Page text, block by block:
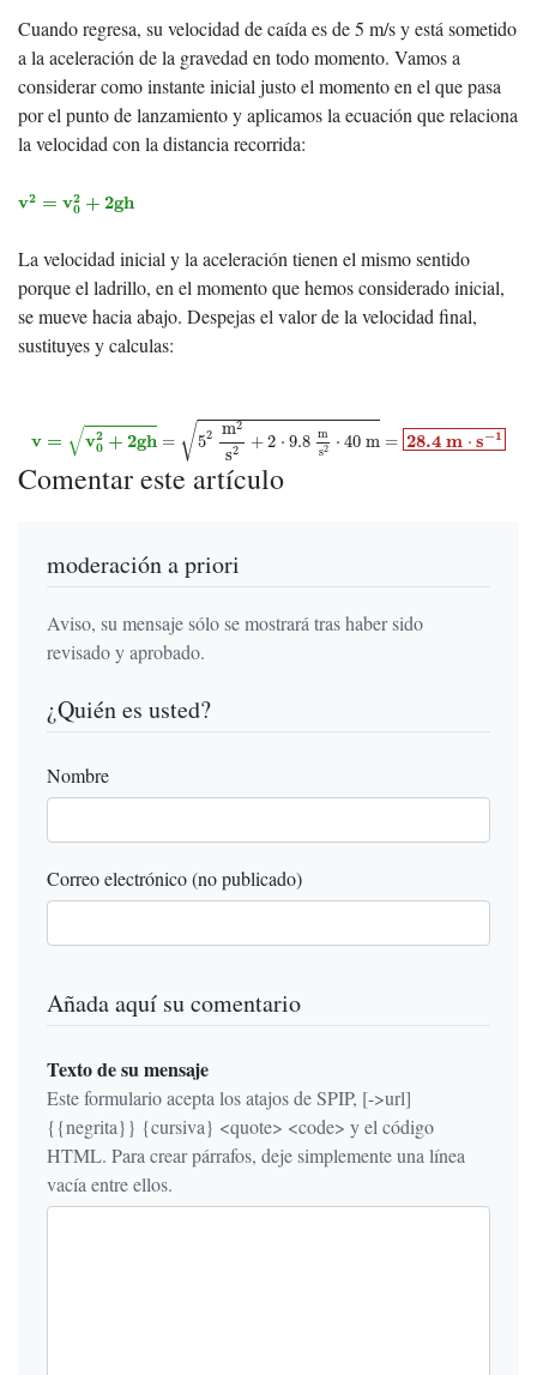
Cuando regresa, su velocidad de caída es de 5 m/s y está sometido
a la aceleración de la gravedad en todo momento. Vamos a
considerar como instante inicial justo el momento en el que pasa
por el punto de lanzamiento y aplicamos la ecuación que relaciona
la velocidad con la distancia recorrida:
v2 = v2
0 + 2gh
2= +2 g
La velocidad inicial y la aceleración tienen el mismo sentido
porque el ladrillo, en el momento que hemos considerado inicial,
se mueve hacia abajo. Despejas el valor de la velocidad final,
sustituyes y calculas:
v = √v2
0 + 2gh = √52 m2
s2 +2 ⋅ 9.8 m
s2 ⋅ 40 m = 28.4 m ⋅ s−1
2⋅9.8 ms2⋅40 m=28.4 m⋅s−
Comentar este artículo
moderación a priori
Aviso, su mensaje sólo se mostrará tras haber sido
revisado y aprobado.
¿Quién es usted?
Nombre
Correo electrónico (no publicado)
Añada aquí su comentario
Texto de su mensaje
Este formulario acepta los atajos de SPIP, [->url]
{{negrita}} {cursiva} <quote> <code> y el código
HTML. Para crear párrafos, deje simplemente una línea
vacía entre ellos.